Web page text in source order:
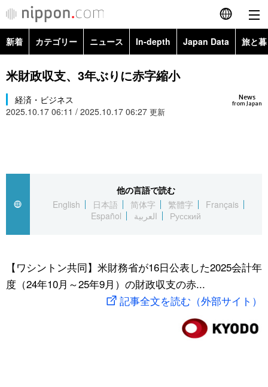
English
カテゴリー
文化
動画/Live
新着 カテゴリー ニュース In-depth Japan Data 旅と
政治・外交
経済・ビジネス
スポーツ・東京2020
Images
米財政収支、3年ぶりに赤字縮小
News
from Japan
経済・ビジネス
2025.10.17 06:11 / 2025.10.17 06:27 更新
他の言語で読む
English
日本語 简体字 繁體字
Français
Español
العربية Русский
【ワシントン共同】米財務省が16日公表した2025会計年
度（24年10月～25年9月）の財政収支の赤...
記事全文を読む（外部サイト）